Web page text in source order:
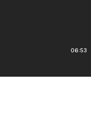
06:53